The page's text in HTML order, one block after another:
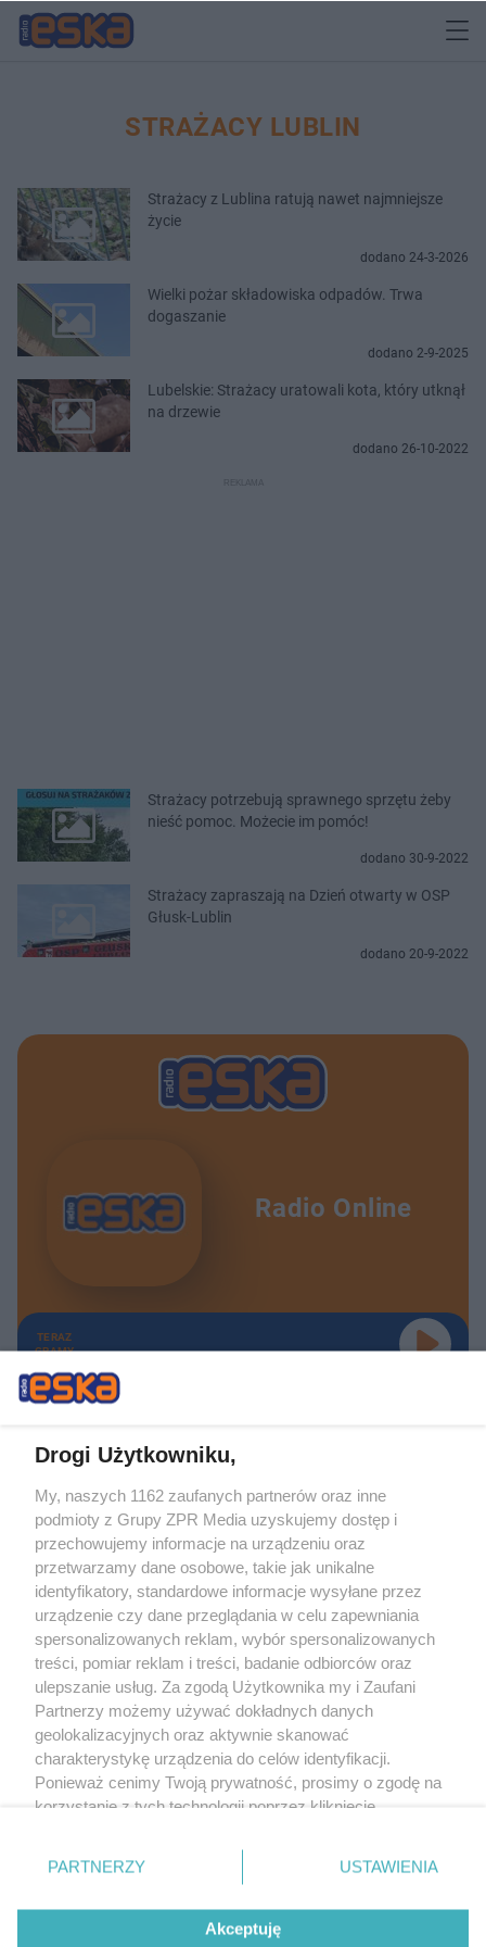
STRAŻACY LUBLIN
Strażacy z Lublina ratują nawet najmniejsze
życie
dodano 24-3-2026
Wielki pożar składowiska odpadów. Trwa
dogaszanie
dodano 2-9-2025
Lubelskie: Strażacy uratowali kota, który utknął
na drzewie
dodano 26-10-2022
Strażacy potrzebują sprawnego sprzętu żeby
nieść pomoc. Możecie im pomóc!
dodano 30-9-2022
Strażacy zapraszają na Dzień otwarty w OSP
Głusk-Lublin
dodano 20-9-2022
Radio Online
TERAZ
GRAMY
Żaden utwór zamieszczony w serwisie nie może być powielany i
rozpowszechniany lub dalej rozpowszechniany w jakikolwiek sposób (w
tym także elektroniczny lub mechaniczny) na jakimkolwiek polu
eksploatacji w jakiejkolwiek formie, włącznie z umieszczaniem w Internecie
bez pisemnej zgody właściciela praw. Jakiekolwiek użycie lub
wykorzystanie utworów w całości lub w części z naruszeniem prawa, tzn.
bez właściwej zgody, jest zabronione pod groźbą kary i może być ścigane
prawnie.
O nas
Drogi Użytkowniku,
My, naszych 1162 zaufanych partnerów oraz inne
podmioty z Grupy ZPR Media uzyskujemy dostęp i
przechowujemy informacje na urządzeniu oraz
przetwarzamy dane osobowe, takie jak unikalne
identyfikatory, standardowe informacje wysyłane przez
urządzenie czy dane przeglądania w celu zapewniania
spersonalizowanych reklam, wybór spersonalizowanych
treści, pomiar reklam i treści, badanie odbiorców oraz
ulepszanie usług. Za zgodą Użytkownika my i Zaufani
Partnerzy możemy używać dokładnych danych
geolokalizacyjnych oraz aktywnie skanować
charakterystykę urządzenia do celów identyfikacji.
Ponieważ cenimy Twoją prywatność, prosimy o zgodę na
korzystanie z tych technologii poprzez kliknięcie
zmienić/wycofać klikając przycisk ustawień prywatności
znajdujący się w lewym dolnym rogu strony
rodzaje przetwarzania danych nie wymagają zgody
użytkownika, ale masz prawo sprzeciwić się takiemu
PARTNERZY USTAWIENIA
Akceptuję